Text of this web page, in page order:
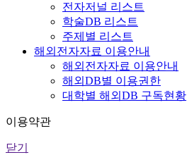
전자저널 리스트
학술DB 리스트
주제별 리스트
해외전자자료 이용안내
해외전자자료 이용안내
해외DB별 이용권한
대학별 해외DB 구독현황
이용약관
닫기